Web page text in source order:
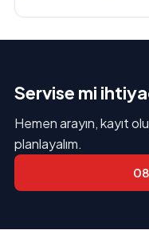
Servise mi
Hemen arayın, kayıt
planlayalım.